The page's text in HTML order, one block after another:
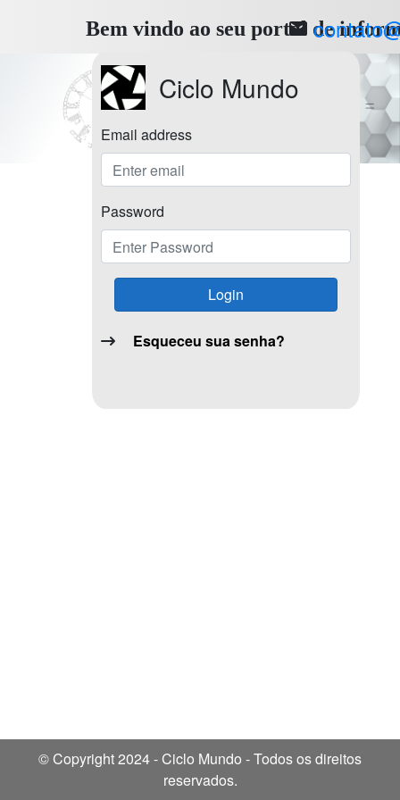
Bem vindo ao seu portal de
Ciclo Mundo
Email address
Password
Login
Esqueceu sua senha?
© Copyright 2024 - Ciclo Mundo - Todos os direitos
reservados.